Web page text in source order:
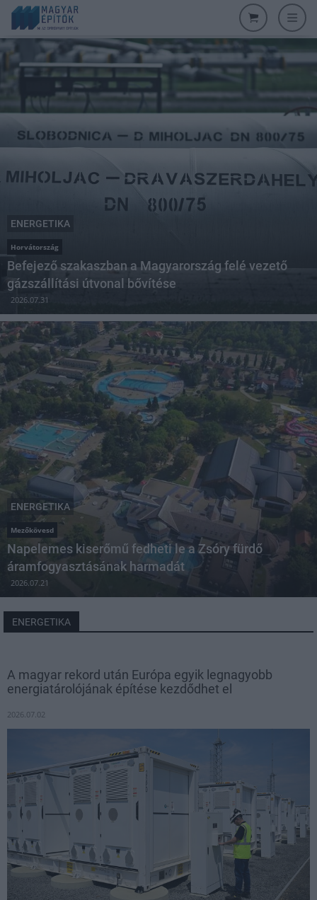
ENERGETIKA
Horvátország
Befejező szakaszban a Magyarország felé vezető
gázszállítási útvonal bővítése
2026.07.31
ENERGETIKA
Mezőkövesd
Napelemes kiserőmű fedheti le a Zsóry fürdő
áramfogyasztásának harmadát
2026.07.21
ENERGETIKA
A magyar rekord után Európa egyik legnagyobb
energiatárolójának építése kezdődhet el
2026.07.02